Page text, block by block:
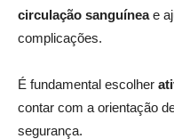
circulação sanguíneae
complicações.
É fundamental escolher
contar com a orientação
segurança.